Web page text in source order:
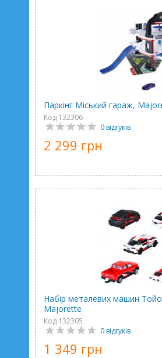
Паркінг Мiський гараж,
Код 132306
0 відгуків
2 299 грн
Набip металевих машин
Majorette
Код 132305
0 відгуків
1 349 грн